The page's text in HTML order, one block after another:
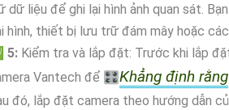
dữ liệu để ghi lại hình ảnh quan sát.
hình, thiết bị lưu trữ đám mây hoặc
5: Kiểm tra và lắp đặt: Trước khi lắp
Vantech để 🎛Khẳng định rằng
đó, lắp đặt camera theo hướng dẫn